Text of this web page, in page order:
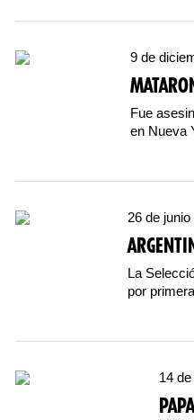
9 de
Fue
en Nueva
26 de
La
por
14